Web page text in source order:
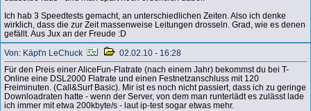
Ich hab 3 Speedtests gemacht, an unterschiedlichen Zeiten. Also ich denke
wirklich, dass die zur Zeit massenweise Leitungen drosseln. Grad, wie es denen
gefällt. Aus Jux an der Freude :D
Von: Käpt'n LeChuck
02.02.10 - 16:28
Für den Preis einer AliceFun-Flatrate (nach einem Jahr) bekommst du bei T-
Online eine DSL2000 Flatrate und einen Festnetzanschluss mit 120
Freiminuten. (Call&Surf Basic). Mir ist es noch nicht passiert, dass ich zu geringe
Downloadraten hatte - wenn der Server, von dem man runterlädt es zulässt lade
ich immer mit etwa 200kbyte/s - laut ip-test sogar etwas mehr.